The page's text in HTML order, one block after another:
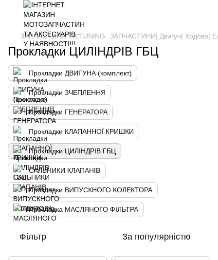
ЗАПЧАСТИНИ ТА ТUNING ЗАПЧАСТИНИ| Двигун| Ходова|
Прокладки ЦИЛІНДРІВ ГБЦ
Прокладки ДВИГУНА (комплект)
Прокладки ЗЧЕПЛЕННЯ
Прокладки ГЕНЕРАТОРА
Прокладки КЛАПАННОЇ КРИШКИ
Прокладки ЦИЛІНДРІВ ГБЦ
САЛЬНИКИ КЛАПАНІВ
Прокладки ВИПУСКНОГО КОЛЕКТОРА
Прокладка МАСЛЯНОГО ФІЛЬТРА
Фільтр За популярністю